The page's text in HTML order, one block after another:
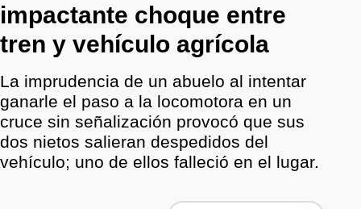
impactante choque entre
tren y vehículo agrícola
La imprudencia de un abuelo al intentar
ganarle el paso a la locomotora en un
cruce sin señalización provocó que sus
dos nietos salieran despedidos del
vehículo; uno de ellos falleció en el lugar.